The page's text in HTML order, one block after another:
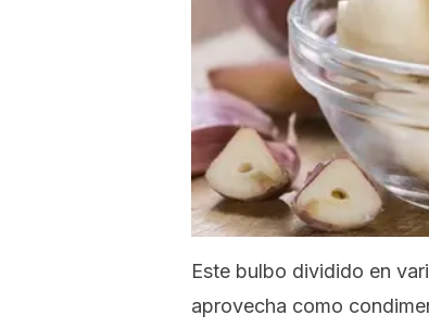
Este bulbo dividido en
aprovecha como